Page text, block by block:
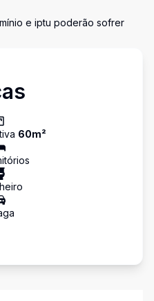
e iptu poderão sofrer
60m²
s